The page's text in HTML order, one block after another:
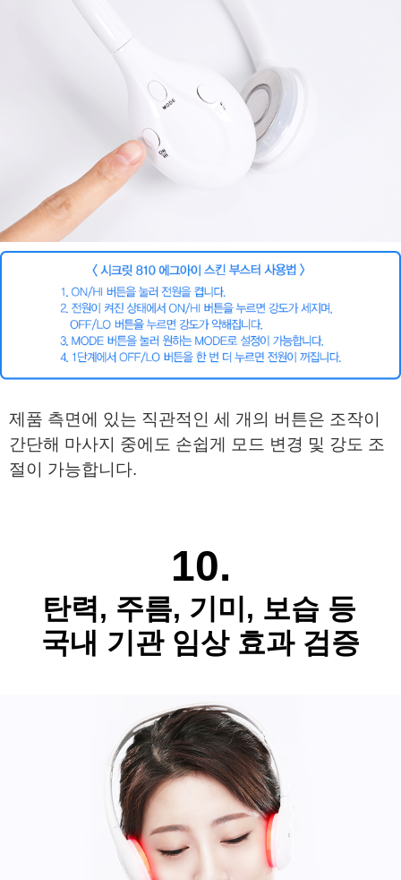
제품 측면에 있는 직관적인 세 개의 버튼은 조작이
간단해 마사지 중에도 손쉽게 모드 변경 및 강도 조
절이 가능합니다.
10.
탄력, 주름, 기미, 보습 등
국내 기관 임상 효과 검증